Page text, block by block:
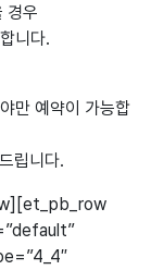
경우
니다.
만 예약이 가능합
립니다.